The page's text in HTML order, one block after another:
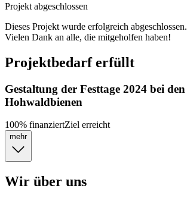
Projekt abgeschlossen
Dieses Projekt wurde erfolgreich abgeschlossen.
Vielen Dank an alle, die mitgeholfen haben!
Projektbedarf erfüllt
Gestaltung der Festtage 2024 bei den
Hohwaldbienen
100% finanziertZiel erreicht
mehr
Wir über uns